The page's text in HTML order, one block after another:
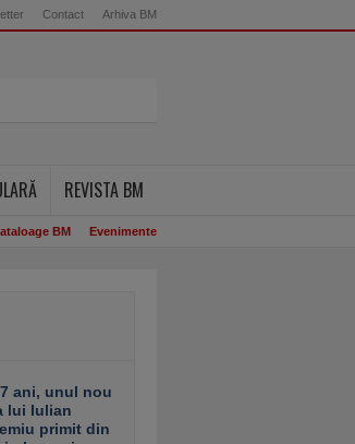
Contact Arhiva BM
REVISTA BM
BM Evenimente
ani, unul nou
lui Iulian
primit din